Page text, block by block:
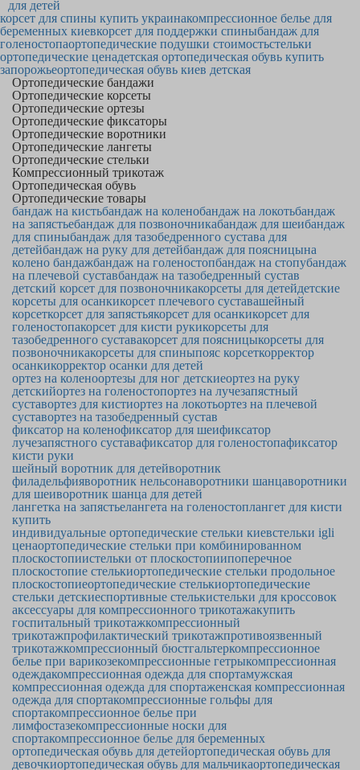
для детей
корсет для спины купить украинакомпрессионное белье для
беременных киевкорсет для поддержки спиныбандаж для
голеностопаортопедические подушки стоимостьстельки
ортопедические ценадетская ортопедическая обувь купить
запорожьеортопедическая обувь киев детская
Ортопедические бандажи
Ортопедические корсеты
Ортопедические ортезы
Ортопедические фиксаторы
Ортопедические воротники
Ортопедические лангеты
Ортопедические стельки
Компрессионный трикотаж
Ортопедическая обувь
Ортопедические товары
бандаж на кистьбандаж на коленобандаж на локотьбандаж
на запястьебандаж для позвоночникабандаж для шеибандаж
для спиныбандаж для тазобедренного сустава для
детейбандаж на руку для детейбандаж для поясницына
колено бандажбандаж на голеностопбандаж на стопубандаж
на плечевой суставбандаж на тазобедренный сустав
детский корсет для позвоночникакорсеты для детейдетские
корсеты для осанкикорсет плечевого суставашейный
корсеткорсет для запястьякорсет для осанкикорсет для
голеностопакорсет для кисти рукикорсеты для
тазобедренного суставакорсет для поясницыкорсеты для
позвоночникакорсеты для спиныпояс корсеткорректор
осанкикорректор осанки для детей
ортез на коленоортезы для ног детскиеортез на руку
детскийортез на голеностопортез на лучезапястный
суставортез для кистиортез на локотьортез на плечевой
суставортез на тазобедренный сустав
фиксатор на коленофиксатор для шеификсатор
лучезапястного суставафиксатор для голеностопафиксатор
кисти руки
шейный воротник для детейворотник
филадельфияворотник нельсонаворотники шанцаворотники
для шеиворотник шанца для детей
лангетка на запястьелангета на голеностоплангет для кисти
купить
индивидуальные ортопедические стельки киевстельки igli
ценаортопедические стельки при комбинированном
плоскостопиистельки от плоскостопиипоперечное
плоскостопие стелькиортопедические стельки продольное
плоскостопиеортопедические стелькиортопедические
стельки детскиеспортивные стелькистельки для кроссовок
аксессуары для компрессионного трикотажакупить
госпитальный трикотажкомпрессионный
трикотажпрофилактический трикотажпротивоязвенный
трикотажкомпрессионный бюстгальтеркомпрессионное
белье при варикозекомпрессионные гетрыкомпрессионная
одеждакомпрессионная одежда для спортамужская
компрессионная одежда для спортаженская компрессионная
одежда для спортакомпрессионные гольфы для
спортакомпрессионное белье при
лимфостазекомпрессионные носки для
спортакомпрессионное белье для беременных
ортопедическая обувь для детейортопедическая обувь для
девочкиортопедическая обувь для мальчикаортопедическая